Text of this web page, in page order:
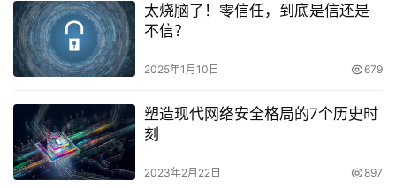
太烧脑了！零信任，到底是信还是
不信？
2025年1月10日 679
塑造现代网络安全格局的7个历史时
刻
2023年2月22日 897